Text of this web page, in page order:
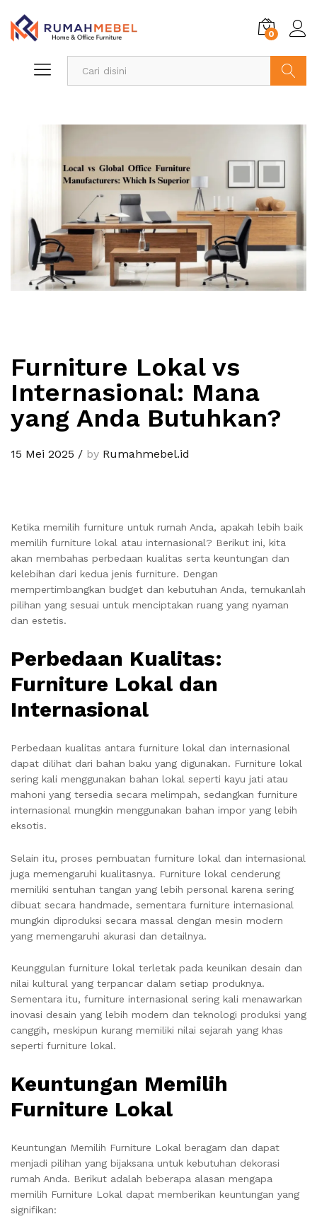
0
Furniture Lokal vs
Internasional: Mana
yang Anda Butuhkan?
15 Mei 2025 / by Rumahmebel.id
Ketika memilih furniture untuk rumah Anda, apakah lebih baik
memilih furniture lokal atau internasional? Berikut ini, kita
akan membahas perbedaan kualitas serta keuntungan dan
kelebihan dari kedua jenis furniture. Dengan
mempertimbangkan budget dan kebutuhan Anda, temukanlah
pilihan yang sesuai untuk menciptakan ruang yang nyaman
dan estetis.
Perbedaan Kualitas:
Furniture Lokal dan
Internasional
Perbedaan kualitas antara furniture lokal dan internasional
dapat dilihat dari bahan baku yang digunakan. Furniture lokal
sering kali menggunakan bahan lokal seperti kayu jati atau
mahoni yang tersedia secara melimpah, sedangkan furniture
internasional mungkin menggunakan bahan impor yang lebih
eksotis.
Selain itu, proses pembuatan furniture lokal dan internasional
juga memengaruhi kualitasnya. Furniture lokal cenderung
memiliki sentuhan tangan yang lebih personal karena sering
dibuat secara handmade, sementara furniture internasional
mungkin diproduksi secara massal dengan mesin modern
yang memengaruhi akurasi dan detailnya.
Keunggulan furniture lokal terletak pada keunikan desain dan
nilai kultural yang terpancar dalam setiap produknya.
Sementara itu, furniture internasional sering kali menawarkan
inovasi desain yang lebih modern dan teknologi produksi yang
canggih, meskipun kurang memiliki nilai sejarah yang khas
seperti furniture lokal.
Keuntungan Memilih
Furniture Lokal
Keuntungan Memilih Furniture Lokal beragam dan dapat
menjadi pilihan yang bijaksana untuk kebutuhan dekorasi
rumah Anda. Berikut adalah beberapa alasan mengapa
memilih Furniture Lokal dapat memberikan keuntungan yang
signifikan: